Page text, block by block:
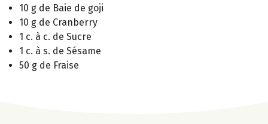
10 g de Baie de goji
10 g de Cranberry
1 c. à c. de Sucre
1 c. à s. de Sésame
50 g de Fraise